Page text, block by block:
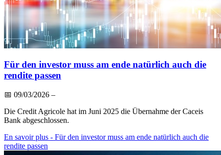
Für den investor muss am ende natürlich auch die
rendite passen
📅 09/03/2026 –
Die Credit Agricole hat im Juni 2025 die Übernahme der Caceis
Bank abgeschlossen.
En savoir plus - Für den investor muss am ende natürlich auch die
rendite passen